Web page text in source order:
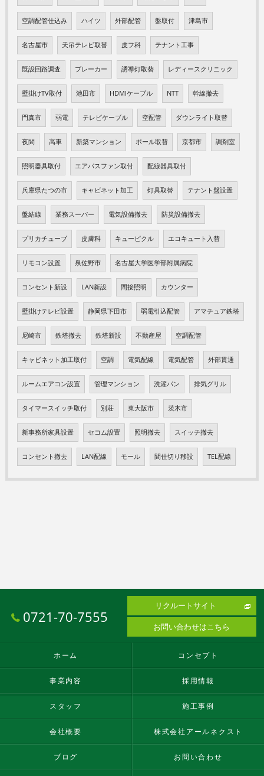
空調配管仕込み ハイツ 外部配管 盤取付 津島市
名古屋市 天吊テレビ取替 皮フ科 テナント工事
既設回路調査 ブレーカー 誘導灯取替 レディースクリニック
壁掛けTV取付 池田市 HDMIケーブル NTT 幹線撤去
門真市 弱電 テレビケーブル 空配管 ダウンライト取替
夜間 高車 新築マンション ポール取替 京都市 調剤室
照明器具取付 エアパスファン取付 配線器具取付
兵庫県たつの市 キャビネット加工 灯具取替 テナント盤設置
盤結線 業務スーパー 電気設備撤去 防災設備撤去
プリカチューブ 皮膚科 キューピクル エコキュート入替
リモコン設置 泉佐野市 名古屋大学医学部附属病院
コンセント新設 LAN新設 間接照明 カウンター
壁掛けテレビ設置 静岡県下田市 弱電引込配管 アマチュア鉄塔
尼崎市 鉄塔撤去 鉄塔新設 不動産屋 空調配管
キャビネット加工取付 空調 電気配線 電気配管 外部貫通
ルームエアコン設置 管理マンション 洗濯パン 排気グリル
タイマースイッチ取付 別荘 東大阪市 茨木市
新事務所家具設置 セコム設置 照明撤去 スイッチ撤去
コンセント撤去 LAN配線 モール 間仕切り移設 TEL配線
0721-70-7555
リクルートサイト
お問い合わせはこちら
ホーム コンセプト
事業内容 採用情報
スタッフ 施工事例
会社概要 株式会社アールネクスト
ブログ お問い合わせ